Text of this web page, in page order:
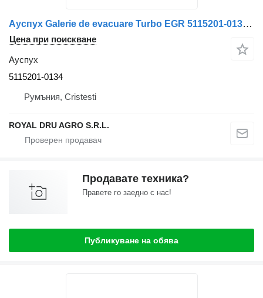
Ауспух Galerie de evacuare Turbo EGR 5115201-0134 за камион MAN 51152010134
Цена при поискване
Ауспух
5115201-0134
Румъния, Cristesti
ROYAL DRU AGRO S.R.L.
Продавате техника?
Правете го заедно с нас!
Публикуване на обява